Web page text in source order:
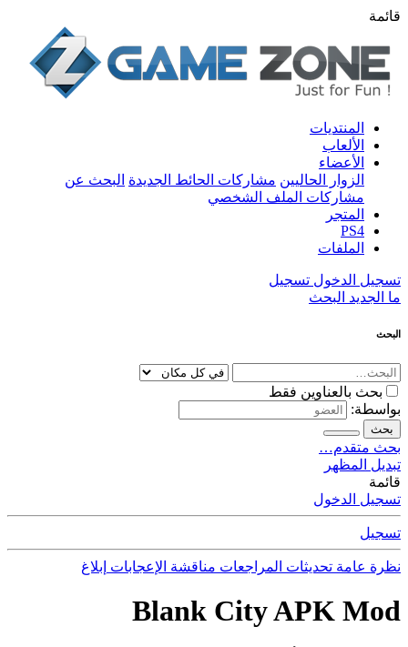
قائمة
المنتديات
الألعاب
الأعضاء
الزوار الحاليين مشاركات الحائط الجديدة البحث عن
مشاركات الملف الشخصي
المتجر
PS4
الملفات
تسجيل الدخول تسجيل
ما الجديد البحث
البحث
بحث بالعناوين فقط
بواسطة:
بحث
بحث متقدم…
تبديل المظهر
قائمة
تسجيل الدخول
تسجيل
نظرة عامة تحديثات المراجعات مناقشة الإعجابات إبلاغ
Blank City APK Mod